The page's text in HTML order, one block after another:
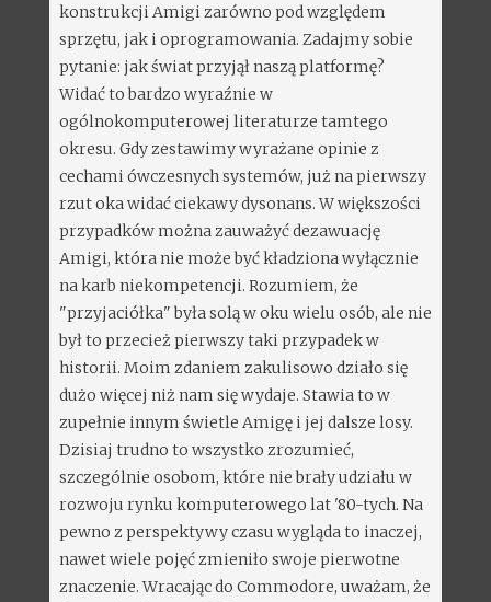
konstrukcji Amigi zarówno pod względem
sprzętu, jak i oprogramowania. Zadajmy sobie
pytanie: jak świat przyjął naszą platformę?
Widać to bardzo wyraźnie w
ogólnokomputerowej literaturze tamtego
okresu. Gdy zestawimy wyrażane opinie z
cechami ówczesnych systemów, już na pierwszy
rzut oka widać ciekawy dysonans. W większości
przypadków można zauważyć dezawuację
Amigi, która nie może być kładziona wyłącznie
na karb niekompetencji. Rozumiem, że
"przyjaciółka" była solą w oku wielu osób, ale nie
był to przecież pierwszy taki przypadek w
historii. Moim zdaniem zakulisowo działo się
dużo więcej niż nam się wydaje. Stawia to w
zupełnie innym świetle Amigę i jej dalsze losy.
Dzisiaj trudno to wszystko zrozumieć,
szczególnie osobom, które nie brały udziału w
rozwoju rynku komputerowego lat '80-tych. Na
pewno z perspektywy czasu wygląda to inaczej,
nawet wiele pojęć zmieniło swoje pierwotne
znaczenie. Wracając do Commodore, uważam, że